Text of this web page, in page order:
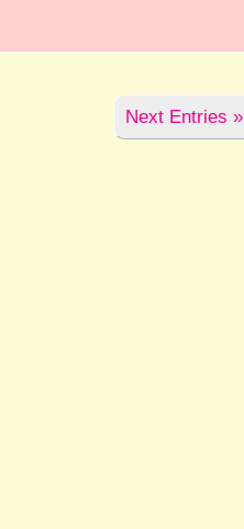
Next Entries »